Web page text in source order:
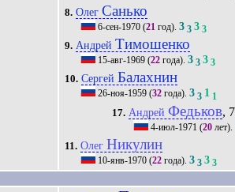
8. ОлегСанько
6-сен-1970 (21 год).3 3 3 3
9. АндрейТимошенко
15-авг-1969 (22 года).3 3 3 3
10. СергейБалахнин
26-ноя-1959 (32 года).3 3 1 1
17. АндрейФедьков,
4-июл-1971 (20лет).
11. Олег Никулин
10-янв-1970 (22 года).3 3 3 3